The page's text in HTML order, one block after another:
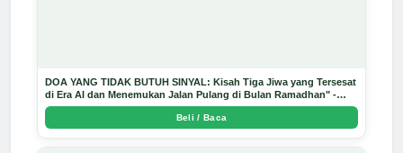
DOA YANG TIDAK BUTUH SINYAL: Kisah Tiga Jiwa yang Tersesat
di Era AI dan Menemukan Jalan Pulang di Bulan Ramadhan" -
Arda Dinata
Beli / Baca